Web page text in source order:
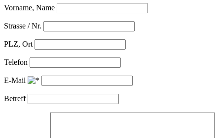
Vorname, Name
Strasse / Nr.
PLZ, Ort
Telefon
E-Mail
Betreff